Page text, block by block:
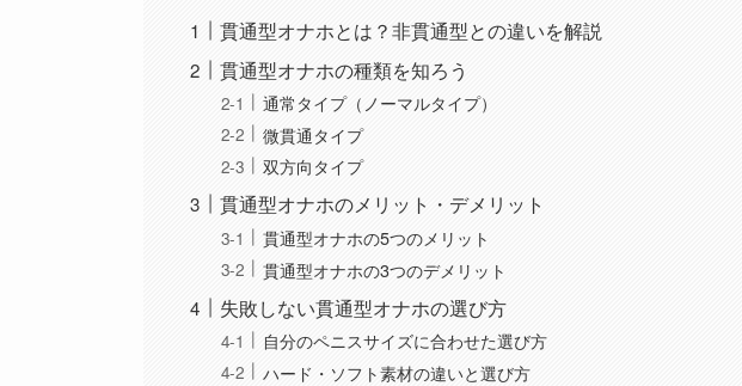
貫通型オナホとは？非貫通型との違いを解説
貫通型オナホの種類を知ろう
通常タイプ（ノーマルタイプ）
微貫通タイプ
双方向タイプ
貫通型オナホのメリット・デメリット
貫通型オナホの5つのメリット
貫通型オナホの3つのデメリット
失敗しない貫通型オナホの選び方
自分のペニスサイズに合わせた選び方
ハード・ソフト素材の違いと選び方